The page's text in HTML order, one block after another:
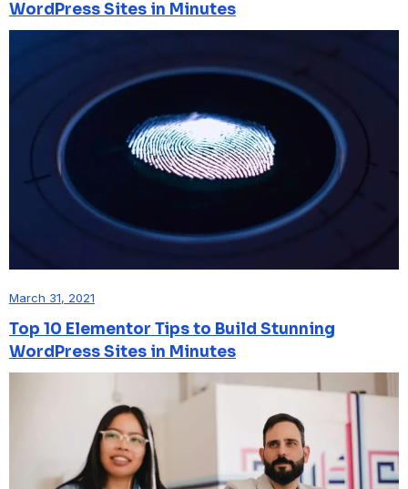
WordPress Sites in Minutes
March 31, 2021
Top 10 Elementor Tips to Build Stunning
WordPress Sites in Minutes